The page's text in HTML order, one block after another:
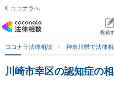
ココナラへ
投稿
ココナラ法律相談 神奈川県で法律
川崎市幸区の認知症の